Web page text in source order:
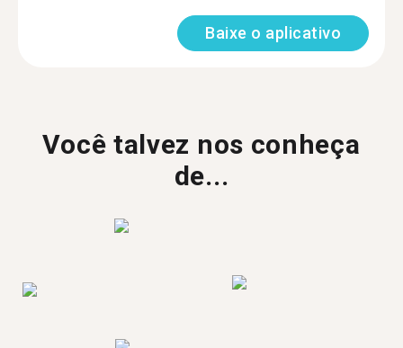
Baixe o aplicativo
Você talvez nos conheça
de...